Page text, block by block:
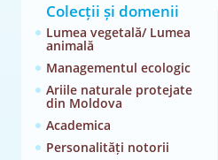
Colecții și domenii
Lumea vegetală/ Lumea
animală
Managementul ecologic
Ariile naturale protejate
din Moldova
Academica
Personalități notorii